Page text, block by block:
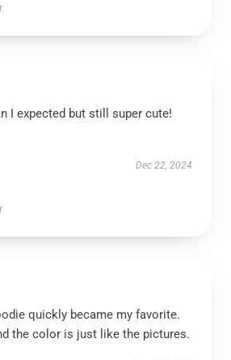
I expected but still super cute!
Dec 22, 2024
quickly became my favorite.
the color is just like the pictures.